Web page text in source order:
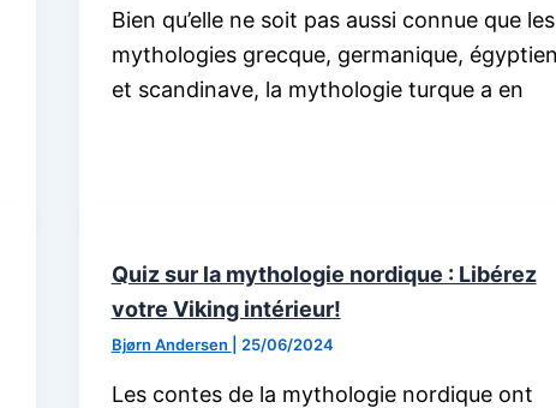
Bien qu’elle ne soit pas aussi connue que les
mythologies grecque, germanique,
et scandinave, la mythologie turque a en
Quiz sur la mythologie nordique : Libérez
votre Viking intérieur!
Bjørn Andersen 25/06/2024
Les contes de la mythologie nordique ont